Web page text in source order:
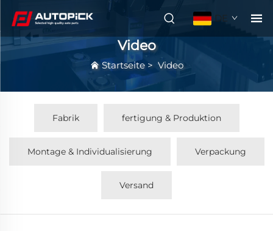
DE
Video
Startseite>Video
Fabrik fertigung & Produktion
Montage & Individualisierung Verpackung
Versand